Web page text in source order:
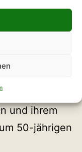
sehr gute,
gratuliert
und ihrem
50-jährigen